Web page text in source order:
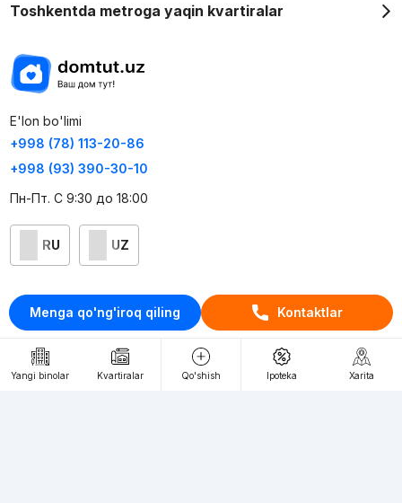
Menga qo'ng'iroq qiling Kontaktlar
Yangi binolar Kvartiralar Qo'shish Ipoteka Xarita
Toshkentda metroga yaqin kvartiralar
E'lon bo'limi
+998 (78) 113-20-86
+998 (93) 390-30-10
Пн-Пт. С 9:30 до 18:00
RU UZ
Kontaktlar
loyiha haqida
Webnow © loyihasi